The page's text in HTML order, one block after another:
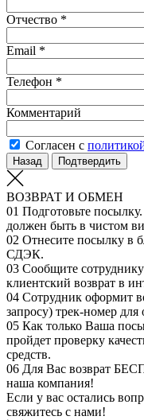
Отчество *
Email *
Телефон *
Комментарий
Согласен с
Назад Подтвердить
ВОЗВРАТ И ОБМЕН
01 Подготовьте
должен быть в чистом
02 Отнесите посылку в
СДЭК.
03 Сообщите
клиентский возврат в
04 Сотрудник оформит
запросу) трек-номер для
05 Как только Ваша
пройдет проверку
средств.
06 Для Вас возврат
наша компания!
Если у вас остались
свяжитесь с нами!